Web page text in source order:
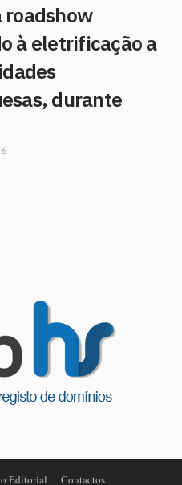
roadshow
à eletrificação a
durante
Editorial Contactos